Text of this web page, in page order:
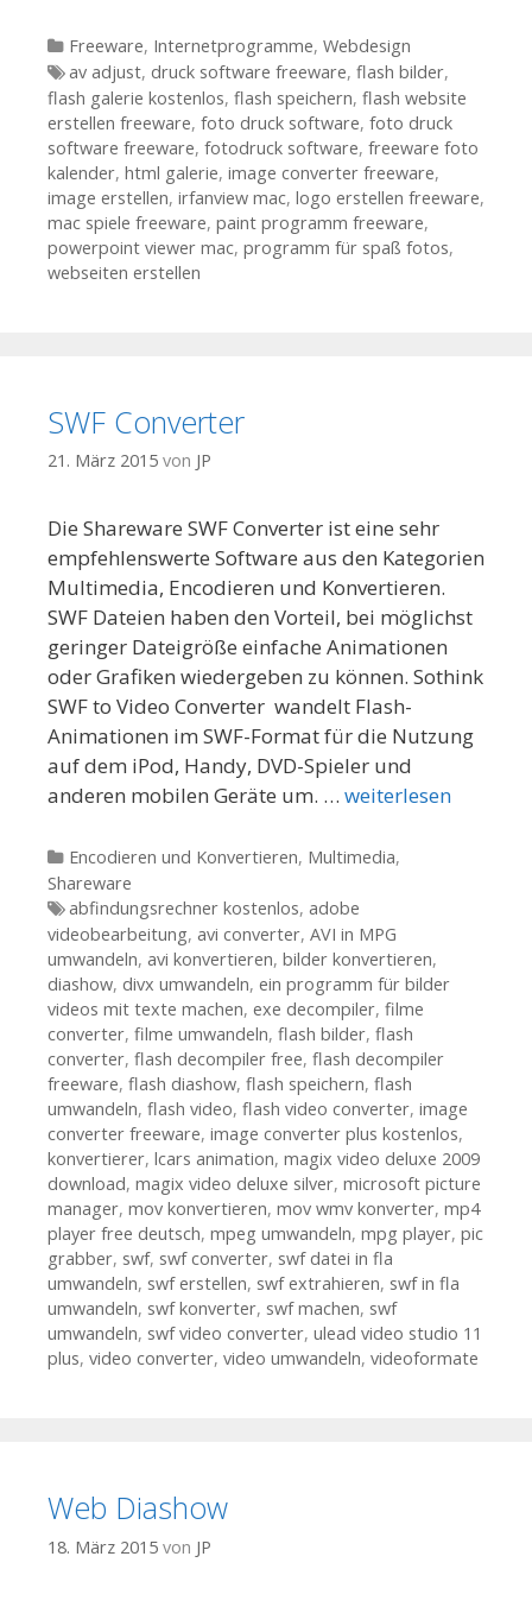
Kategorien
Freeware, Internetprogramme, Webdesign
Tags
av adjust, druck software freeware, flash bilder,
flash galerie kostenlos, flash speichern, flash website
erstellen freeware, foto druck software, foto druck
software freeware, fotodruck software, freeware foto
kalender, html galerie, image converter freeware,
image erstellen, irfanview mac, logo erstellen freeware,
mac spiele freeware, paint programm freeware,
powerpoint viewer mac, programm für spaß fotos,
webseiten erstellen
SWF Converter
21. März 2015 von JP
Die Shareware SWF Converter ist eine sehr
empfehlenswerte Software aus den Kategorien
Multimedia, Encodieren und Konvertieren.
SWF Dateien haben den Vorteil, bei möglichst
geringer Dateigröße einfache Animationen
oder Grafiken wiedergeben zu können. Sothink
SWF to Video Converter  wandelt Flash-
Animationen im SWF-Format für die Nutzung
auf dem iPod, Handy, DVD-Spieler und
anderen mobilen Geräte um. … weiterlesen
Kategorien
Encodieren und Konvertieren, Multimedia,
Shareware
Tags
abfindungsrechner kostenlos, adobe
videobearbeitung, avi converter, AVI in MPG
umwandeln, avi konvertieren, bilder konvertieren,
diashow, divx umwandeln, ein programm für bilder
videos mit texte machen, exe decompiler, filme
converter, filme umwandeln, flash bilder, flash
converter, flash decompiler free, flash decompiler
freeware, flash diashow, flash speichern, flash
umwandeln, flash video, flash video converter, image
converter freeware, image converter plus kostenlos,
konvertierer, lcars animation, magix video deluxe 2009
download, magix video deluxe silver, microsoft picture
manager, mov konvertieren, mov wmv konverter, mp4
player free deutsch, mpeg umwandeln, mpg player, pic
grabber, swf, swf converter, swf datei in fla
umwandeln, swf erstellen, swf extrahieren, swf in fla
umwandeln, swf konverter, swf machen, swf
umwandeln, swf video converter, ulead video studio 11
plus, video converter, video umwandeln, videoformate
Web Diashow
18. März 2015 von JP